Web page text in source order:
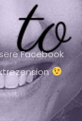
Facebook